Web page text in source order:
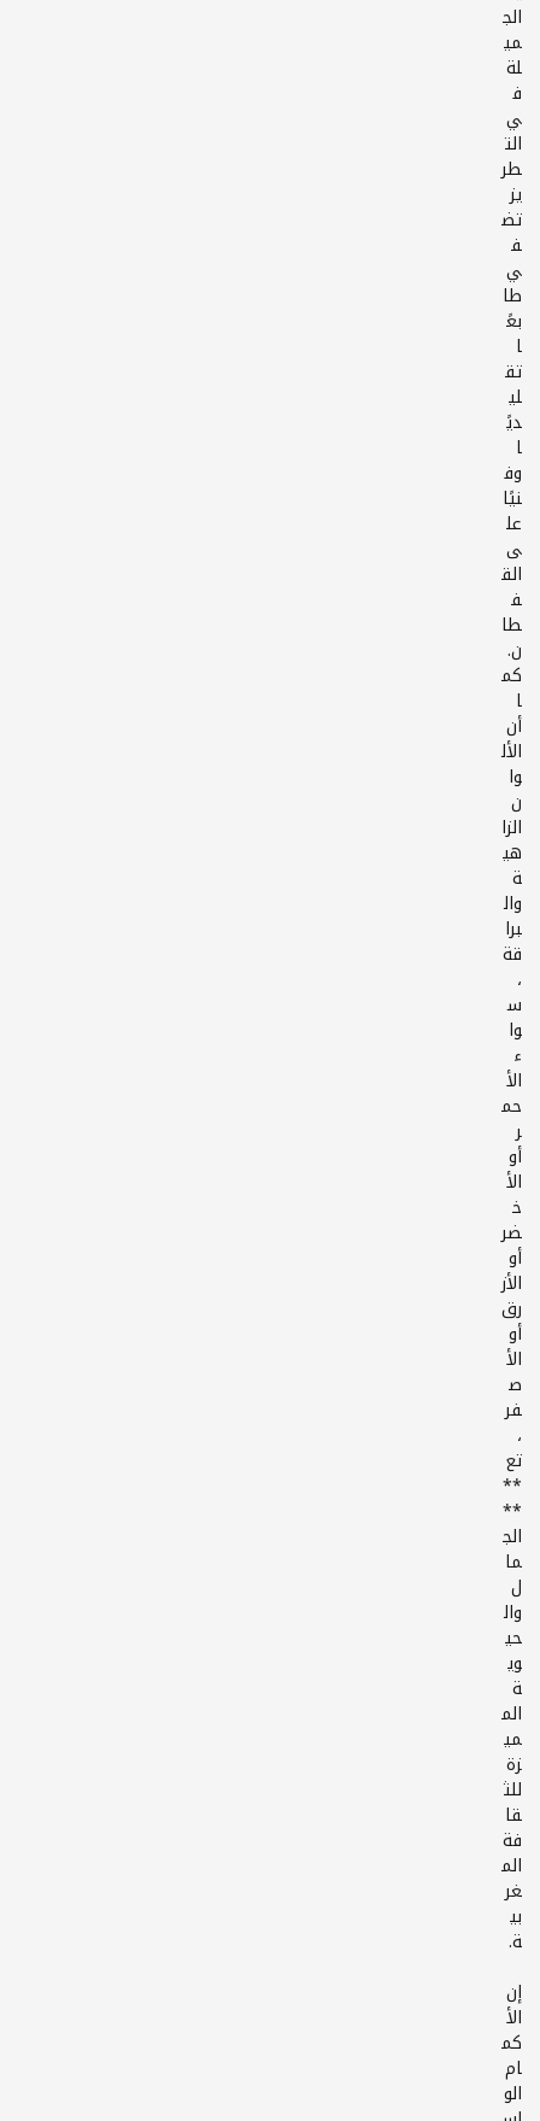
الج
مي
لة
ف
ي
الت
طر
يز
تض
ف
ي
طا
بعً
ا
تق
لي
ديً
ا
وف
نيًا
عل
ى
الق
ف
طا
ن.
كم
ا
أن
الأل
وا
ن
الزا
هي
ة
وال
برا
قة
،
س
وا
ء
الأ
حم
ر
أو
الأ
خ
ضر
أو
الأز
رق
أو
الأ
ص
فر
،
تع
**
**
الج
ما
ل
وال
حي
وي
ة
الم
مي
زة
للث
قا
فة
الم
غر
بي
إن
الأ
كم
ام
الو